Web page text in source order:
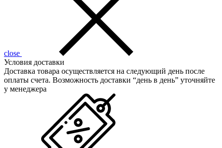
close
Условия доставки
Доставка товара осуществляется на следующий день после
оплаты счета. Возможность доставки “день в день” уточняйте
у менеджера